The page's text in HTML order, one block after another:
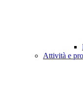
Attività e